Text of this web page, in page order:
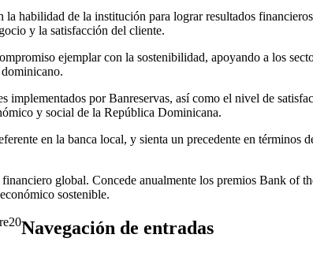
habilidad de la institución para lograr resultados
y la satisfacción del cliente.
ejemplar con la sostenibilidad, apoyando a los
por Banreservas, así como el nivel de
y social de la República Dominicana.
en la banca local, y sienta un precedente en
global. Concede anualmente los premios Bank of
sostenible.
20Navegación de entradas